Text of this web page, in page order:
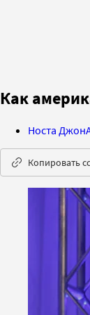
Как
Носта Джон
Копировать